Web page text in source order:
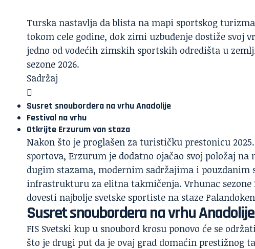
Turska nastavlja da blista na mapi sportskog
tokom cele godine, dok zimi uzbuđenje dostiže svoj
jedno od vodećih zimskih sportskih odredišta u
sezone 2026.
Sadržaj
Susret snoubordera na vrhu Anadolije
Festival na vrhu
Otkrijte Erzurum van staza
Nakon što je proglašen za turističku prestonicu
sportova, Erzurum je dodatno ojačao svoj položaj
dugim stazama, modernim sadržajima i pouzdanim
infrastrukturu za elitna takmičenja. Vrhunac sezone
dovesti najbolje svetske sportiste na staze
Susret snoubordera na vrhu Anadolije
FIS Svetski kup u snoubord krosu ponovo će se
što je drugi put da je ovaj grad domaćin prestižnog